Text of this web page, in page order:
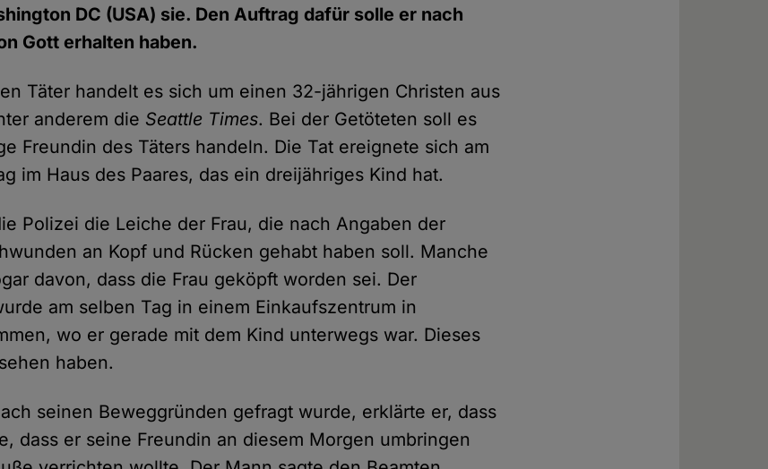
DC (USA) sie. Den Auftrag dafür solle er nach
Gott erhalten haben.
Täter handelt es sich um einen 32-jährigen Christen aus
anderem die Seattle Times. Bei der Getöteten soll es
Freundin des Täters handeln. Die Tat ereignete sich am
im Haus des Paares, das ein dreijähriges Kind hat.
Polizei die Leiche der Frau, die nach Angaben der
an Kopf und Rücken gehabt haben soll. Manche
davon, dass die Frau geköpft worden sei. Der
am selben Tag in einem Einkaufszentrum in
wo er gerade mit dem Kind unterwegs war. Dieses
haben.
seinen Beweggründen gefragt wurde, erklärte er, dass
dass er seine Freundin an diesem Morgen umbringen